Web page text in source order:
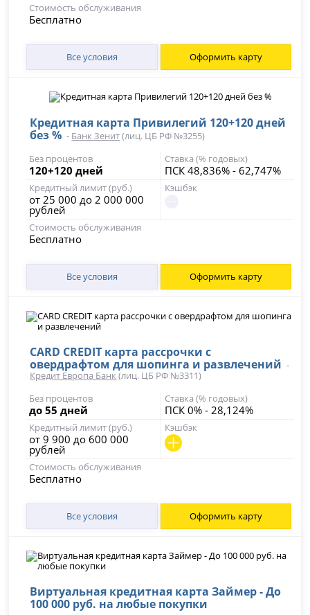
Стоимость обслуживания
Бесплатно
Все условия Оформить карту
Кредитная карта Привилегий 120+120 дней
без % - Банк Зенит(лиц. ЦБ РФ №3255)
Без процентов
120+120 дней
Ставка (% годовых)
ПСК 48,836% - 62,747%
Кредитный лимит (руб.)
от 25 000 до 2 000 000
рублей
Кэшбэк
Стоимость обслуживания
Бесплатно
Все условия Оформить карту
CARD CREDIT карта рассрочки с
овердрафтом для шопинга и развлечений -
Кредит Европа Банк (лиц. ЦБ РФ №3311)
Без процентов
до 55 дней
Ставка (% годовых)
ПСК 0% - 28,124%
Кредитный лимит (руб.)
от 9 900 до 600 000
рублей
Кэшбэк
Стоимость обслуживания
Бесплатно
Все условия Оформить карту
Виртуальная кредитная карта Займер - До
100 000 руб. на любые покупки